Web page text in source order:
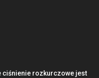
ciśnienie rozkurczowe jest